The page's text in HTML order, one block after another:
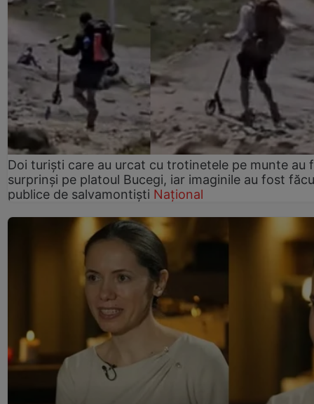
Doi turiști care au urcat cu trotinetele pe munte au
surprinși pe platoul Bucegi, iar imaginile au fost
publice de salvamontiști Național